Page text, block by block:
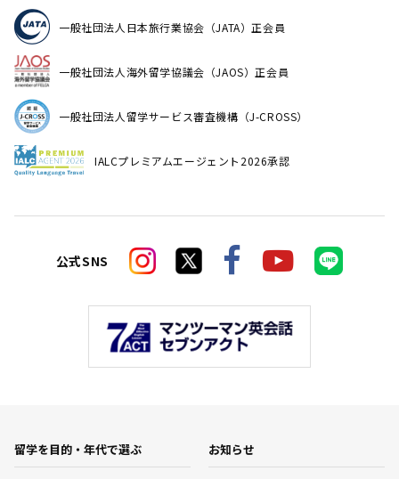
一般社団法人日本旅行業協会（JATA）正会員
一般社団法人海外留学協議会（JAOS）正会員
一般社団法人留学サービス審査機構（J-CROSS）
IALCプレミアムエージェント2026承認
公式SNS
留学を目的・年代で選ぶ お知らせ